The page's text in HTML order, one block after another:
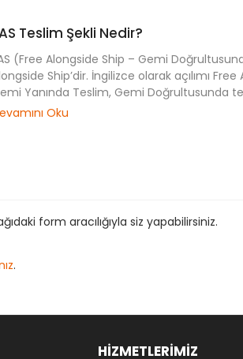
Teslim Şekli Nedir?
(Free Alongside Ship – Gemi
Ship’dir. İngilizce olarak açılımı
Yanında Teslim, Gemi Doğrultusunda
Oku
form aracılığıyla siz yapabilirsiniz.
.
HİZMETLERİMİZ